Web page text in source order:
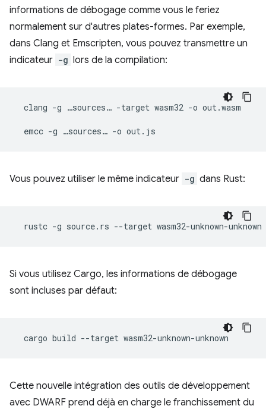
informations de débogage comme vous le feriez
normalement sur d'autres plates-formes. Par exemple,
dans Clang et Emscripten, vous pouvez transmettre un
indicateur -g lors de la compilation:
clang -g …sources… -target wasm32 -o out.wasm
emcc -g …sources… -o
Vous pouvez utiliser le même indicateur -g dans Rust:
rustc -g source.rs --target wasm32-unknown-unknown
Si vous utilisez Cargo, les informations de débogage
sont incluses par défaut:
cargo build --target
Cette nouvelle intégration des outils de développement
avec DWARF prend déjà en charge le franchissement du